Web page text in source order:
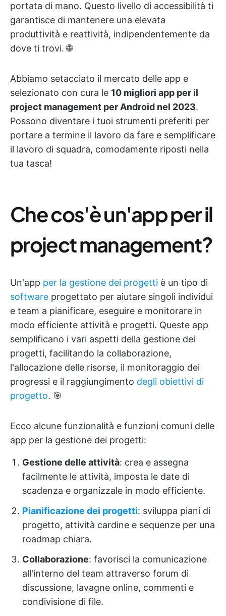
portata di mano. Questo livello di accessibilità ti
garantisce di mantenere una elevata
produttività e reattività, indipendentemente da
dove ti trovi. 🌐
Abbiamo setacciato il mercato delle app e
selezionato con cura le 10 migliori app per il
project management per Android nel 2023.
Possono diventare i tuoi strumenti preferiti per
portare a termine il lavoro da fare e semplificare
il lavoro di squadra, comodamente riposti nella
tua tasca!
Che cos'è un'app per il
project management?
Un'app per la gestione dei progetti è un tipo di
software progettato per aiutare singoli individui
e team a pianificare, eseguire e monitorare in
modo efficiente attività e progetti. Queste app
semplificano i vari aspetti della gestione dei
progetti, facilitando la collaborazione,
l'allocazione delle risorse, il monitoraggio dei
progressi e il raggiungimento degli obiettivi di
progetto. 🎯
Ecco alcune funzionalità e funzioni comuni delle
app per la gestione dei progetti:
Gestione delle attività: crea e assegna
facilmente le attività, imposta le date di
scadenza e organizzale in modo efficiente.
Pianificazione dei progetti: sviluppa piani di
progetto, attività cardine e sequenze per una
roadmap chiara.
Collaborazione: favorisci la comunicazione
all'interno del team attraverso forum di
discussione, lavagne online, commenti e
condivisione di file.